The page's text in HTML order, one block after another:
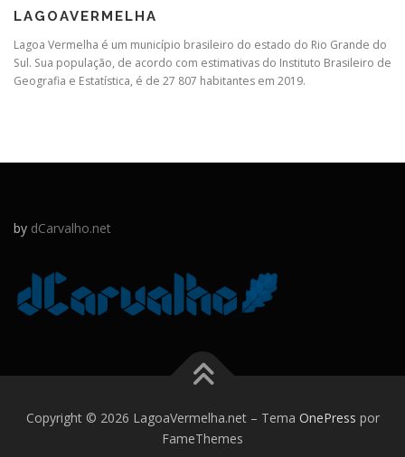
LAGOAVERMELHA
Lagoa Vermelha é um município brasileiro do estado do Rio Grande do
Sul. Sua população, de acordo com estimativas do Instituto Brasileiro de
Geografia e Estatística, é de 27 807 habitantes em 2019.
by dCarvalho.net
Copyright © 2026 LagoaVermelha.net – Tema OnePress por
FameThemes